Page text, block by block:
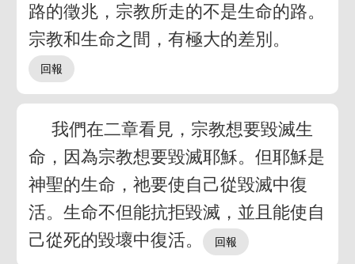
路的徵兆，宗教所走的不是生命的路。
宗教和生命之間，有極大的差別。
我們在二章看見，宗教想要毀滅生
命，因為宗教想要毀滅耶穌。但耶穌是
神聖的生命，祂要使自己從毀滅中復
活。生命不但能抗拒毀滅，並且能使自
己從死的毀壞中復活。